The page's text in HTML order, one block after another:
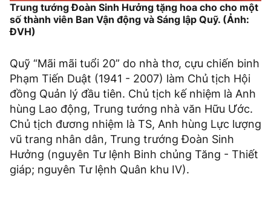
Trung tướng Đoàn Sinh Hưởng tặng hoa cho cho một
số thành viên Ban Vận động và Sáng lập Quỹ. (Ảnh:
ĐVH)
Quỹ “Mãi mãi tuổi 20” do nhà thơ, cựu chiến binh
Phạm Tiến Duật (1941 - 2007) làm Chủ tịch Hội
đồng Quản lý đầu tiên. Chủ tịch kế nhiệm là Anh
hùng Lao động, Trung tướng nhà văn Hữu Ước.
Chủ tịch đương nhiệm là TS, Anh hùng Lực lượng
vũ trang nhân dân, Trung trướng Đoàn Sinh
Hưởng (nguyên Tư lệnh Binh chủng Tăng - Thiết
giáp; nguyên Tư lệnh Quân khu IV).